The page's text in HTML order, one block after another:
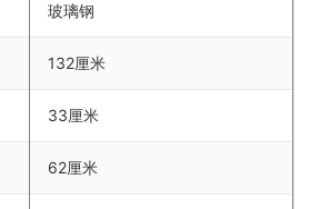
玻璃钢
132厘米
33厘米
62厘米